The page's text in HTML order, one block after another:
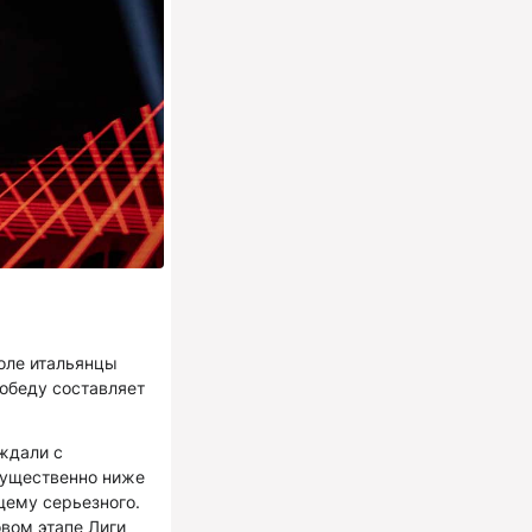
итальянцы
составляет
с
ниже
серьезного.
этапе Лиги